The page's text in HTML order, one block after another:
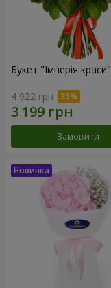
Букет "Імперія краси"
4 922 грн
Замовити